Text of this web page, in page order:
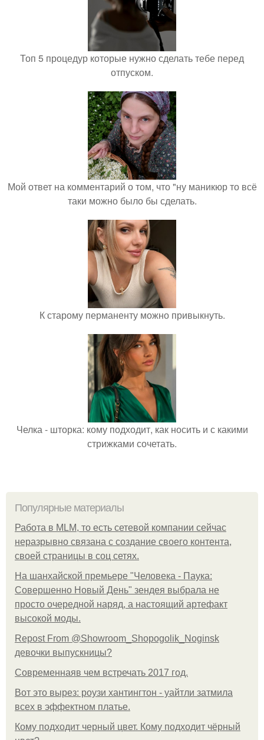
Топ 5 процедур которые нужно сделать тебе перед
отпуском.
Мой ответ на комментарий о том, что "ну маникюр то всё
таки можно было бы сделать.
К старому перманенту можно привыкнуть.
Челка - шторка: кому подходит, как носить и с какими
стрижками сочетать.
Популярные материалы
Работа в MLM, то есть сетевой компании сейчас
неразрывно связана с создание своего контента,
своей страницы в соц сетях.
На шанхайской премьере "Человека - Паука:
Совершенно Новый День" зендея выбрала не
просто очередной наряд, а настоящий артефакт
высокой моды.
Repost From @Showroom_Shopogolik_Noginsk
девочки выпускницы?
Современнаяв чем встречать 2017 год.
Вот это вырез: роузи хантингтон - уайтли затмила
всех в эффектном платьe.
Кому подходит черный цвет. Кому подходит чёрный